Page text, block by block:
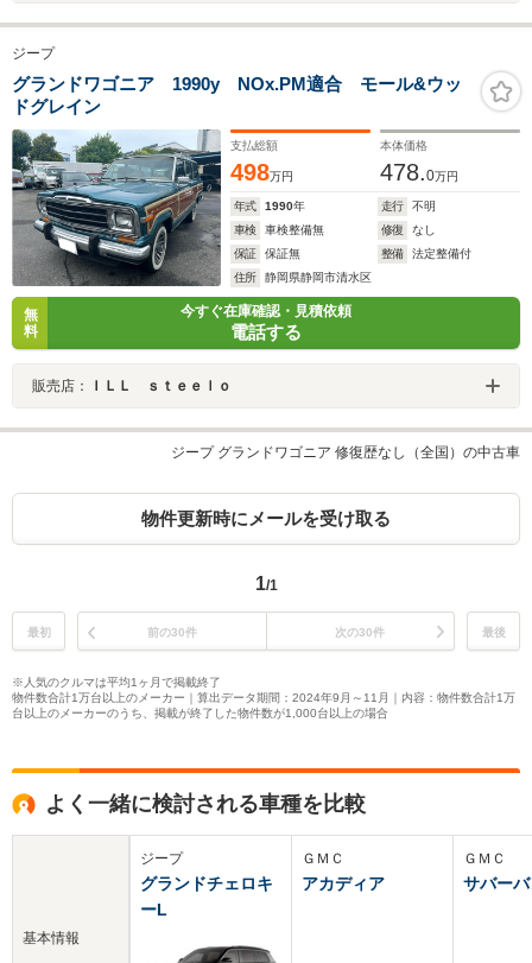
ジープ
グランドワゴニア 1990y NOx.PM適合 モール&ウッ
ドグレイン
支払総額
498万円
本体価格
478.0万円
年式 1990年 走行
不明
車検
車検整備無 修復
なし
保証
保証無 整備
法定整備付
住所
静岡県静岡市清水区
無
料
今すぐ在庫確認・見積依頼
電話する
販売店： ＩＬＬ ｓｔｅｅｌｏ
ジープ グランドワゴニア 修復歴なし（全国）の中古車
物件更新時にメールを受け取る
1/1
最初 前の30件 次の30件 最後
※人気のクルマは平均1ヶ月で掲載終了
物件数合計1万台以上のメーカー｜算出データ期間：2024年9月～11月｜内容：物件数合計1万
台以上のメーカーのうち、掲載が終了した物件数が1,000台以上の場合
よく一緒に検討される車種を比較
基本情報
ジープ
グランドチェロキ
ーL
ＧＭＣ
アカディア
ＧＭＣ
サバー